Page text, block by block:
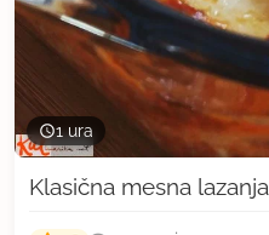
1 ura
Klasična mesna lazanja